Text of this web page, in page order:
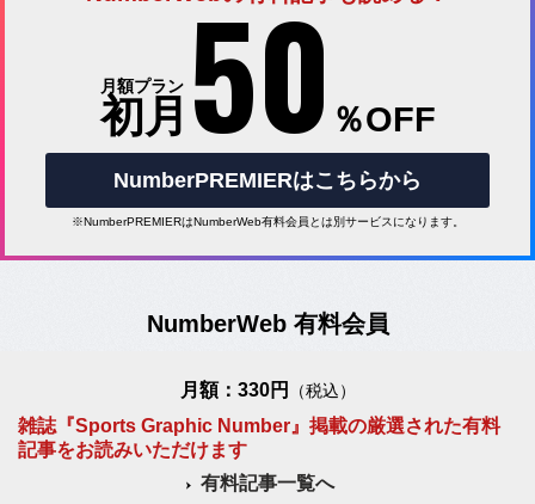
月額プラン
初月 50 ％OFF
NumberPREMIERはこちらから
※NumberPREMIERはNumberWeb有料会員とは別サービスになります。
NumberWeb 有料会員
月額：330円 （税込）
雑誌『Sports Graphic Number』掲載の厳選された有料
記事をお読みいただけます
有料記事一覧へ